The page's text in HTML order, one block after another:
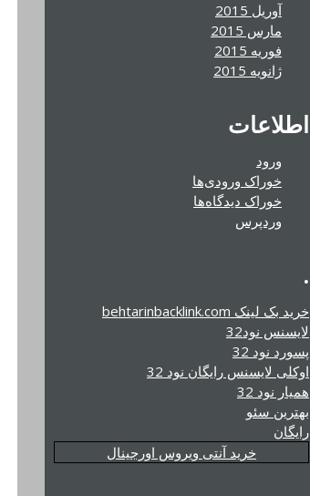
آوریل 2015
مارس 2015
فوریه 2015
ژانویه 2015
اطلاعات
ورود
خوراک ورودی‌ها
خوراک دیدگاه‌ها
وردپرس
.
خرید بک لینک behtarinbacklink.com
لایسنس نود32
پسورد نود 32
اوکلی لایسنس رایگان نود 32
همیار نود 32
بهترین سئو
رایگان
خرید آنتی ویروس اورجینال